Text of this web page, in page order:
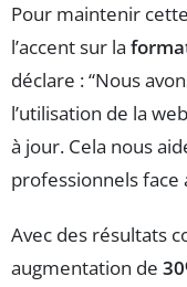
Pour maintenir
l’accent sur la
déclare : “Nous
l’utilisation de la
à jour. Cela nous
professionnels face
Avec des résultats
augmentation de